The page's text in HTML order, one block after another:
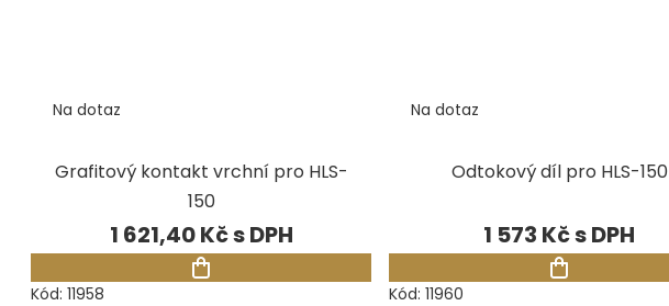
Grafitový kontakt vrchní pro HLS-
150
Na dotaz
1 621,40 Kč
Kód: 11958
Odtokový díl pro HLS-150
Na dotaz
1 573 Kč
Kód: 11960